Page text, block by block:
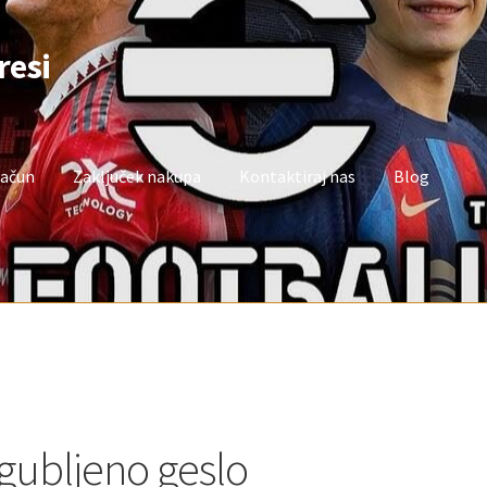
Zaključek nakupa Kontaktiraj nas Blog
geslo